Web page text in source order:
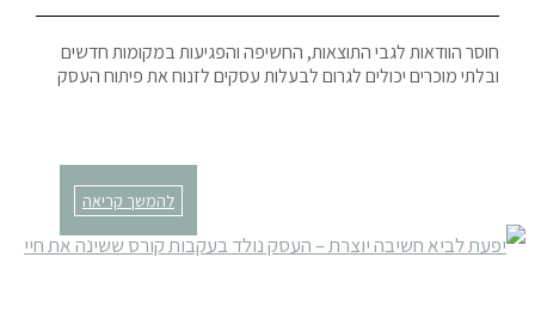
חוסר הוודאות לגבי התוצאות, החשיפה והפגיעות במקומות חדשים
ובלתי מוכרים יכולים לגרום לבעלות עסקים לזנוח את פיתוח העסק
להמשך קריאה